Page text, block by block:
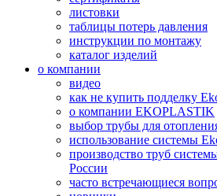
листовки
таблицы потерь давления
инструкции по монтажу
каталог изделий
о компании
видео
как не купить подделку
о компании EKOPLASTIK
выбор трубы для
использование системы
производство труб
России
часто встречающиеся